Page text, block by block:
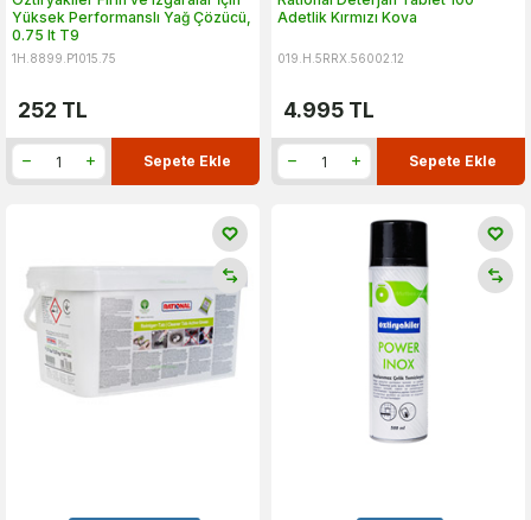
Yüksek Performanslı Yağ Çözücü,
0.75 lt T9
1H.8899.P1015.75
252 TL
Sepete Ekle
Adetlik Kırmızı Kova
019.H.5RRX.56002.12
4.995 TL
Sepete Ekle